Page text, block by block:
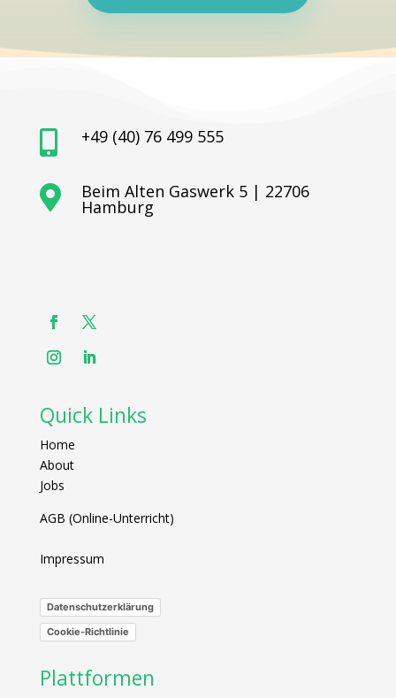
 +49 (40) 76 499 555
 Beim Alten Gaswerk 5 | 22706
Hamburg
Quick Links
Home
About
Jobs
AGB (Online-Unterricht)
Impressum
Datenschutzerklärung
Cookie-Richtlinie
Plattformen